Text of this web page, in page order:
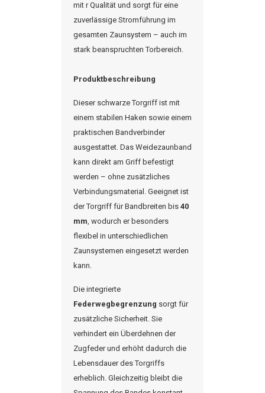
mit r Qualität und sorgt für eine
zuverlässige Stromführung im
gesamten Zaunsystem – auch im
stark beanspruchten Torbereich.
Produktbeschreibung
Dieser schwarzeTorgriff ist mit
einem stabilen Haken sowie einem
praktischen Bandverbinder
ausgestattet. Das Weidezaunband
kann direkt am Griff befestigt
werden – ohne zusätzliches
Verbindungsmaterial. Geeignet ist
derTorgriff für Bandbreiten bis 40
mm, wodurch er besonders
flexibel in unterschiedlichen
Zaunsystemen eingesetzt werden
kann.
Die integrierte
Federwegbegrenzung sorgt für
zusätzliche Sicherheit. Sie
verhindert ein Überdehnen der
Zugfeder und erhöht dadurch die
Lebensdauer des Torgriffs
erheblich. Gleichzeitig bleibt die